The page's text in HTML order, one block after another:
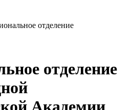
отделение
отделение